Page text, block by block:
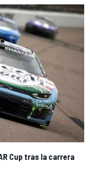
Cup tras la carrera